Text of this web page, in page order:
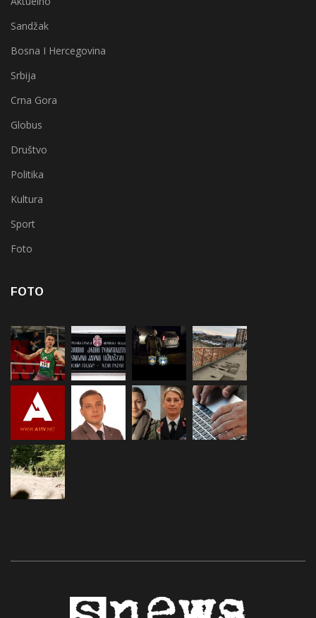
Sandžak
Bosna I Hercegovina
Srbija
Crna Gora
Globus
Društvo
Politika
Kultura
Sport
Foto
FOTO